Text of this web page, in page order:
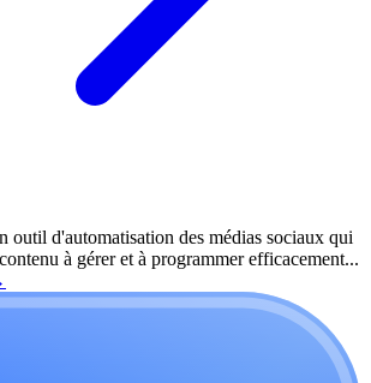
outil d'automatisation des médias sociaux qui
à gérer et à programmer efficacement...